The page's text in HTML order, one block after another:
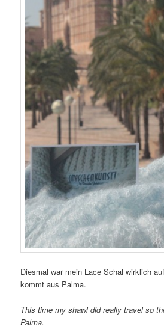
Diesmal war mein Lace Schal wirklich
kommt aus Palma.
This time my shawl did really travel so
Palma.